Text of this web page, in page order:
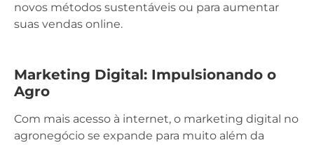
novos métodos sustentáveis ou para aumentar
suas vendas online.
Marketing Digital: Impulsionando o
Agro
Com mais acesso à internet, o marketing digital no
agronegócio se expande para muito além da